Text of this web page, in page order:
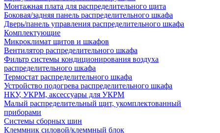
Монтажная плата для распределительного щита
Боковая/задняя панель распределительного шкафа
Дверь/панель управления распределительного шкафа
Комплектующие
Микроклимат щитов и шкафов
Вентилятор распределительного шкафа
Фильтр системы кондиционирования воздуха
распределительного шкафа
Термостат распределительного шкафа
Устройство подогрева распределительного шкафа
НКУ, УКРМ, аксессуары для УКРМ
Малый распределительный щит, укомплектованный
приборами
Системы сборных шин
Клеммник силовой/клеммный блок